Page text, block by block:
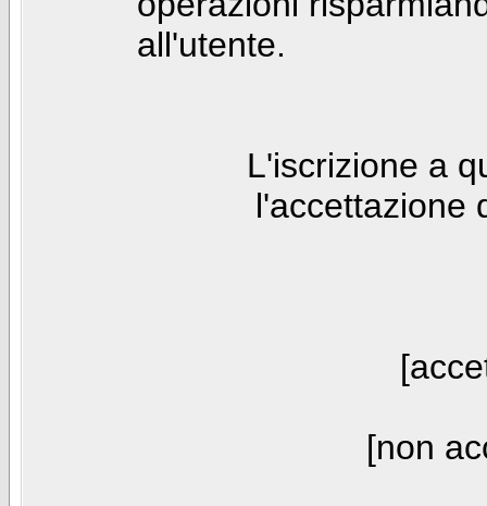
all'utente.
L'iscrizione a
l'accettazione
[non